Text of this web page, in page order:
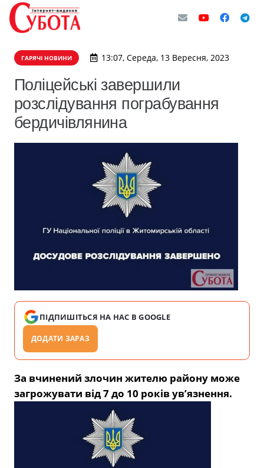
ГАРЯЧІ НОВИНИ 13:07, Середа, 13 Вересня, 2023
Поліцейські завершили
розслідування пограбування
бердичівлянина
ПІДПИШІТЬСЯ НА НАС В GOOGLE
ДОДАТИ ЗАРАЗ
За вчинений злочин жителю району може
загрожувати від 7 до 10 років ув’язнення.